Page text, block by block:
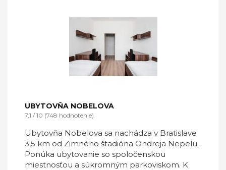
UBYTOVŇA NOBELOVA
7,1 / 10 (748 hodnotenie)
Ubytovňa Nobelova sa nachádza v Bratislave
3,5 km od Zimného štadióna Ondreja Nepelu.
Ponúka ubytovanie so spoločenskou
miestnosťou a súkromným parkoviskom. K